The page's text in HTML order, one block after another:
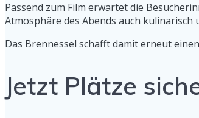
Passend zum Film erwartet die
Atmosphäre des Abends auch
Das Brennessel schafft damit erneut
Jetzt Plätze